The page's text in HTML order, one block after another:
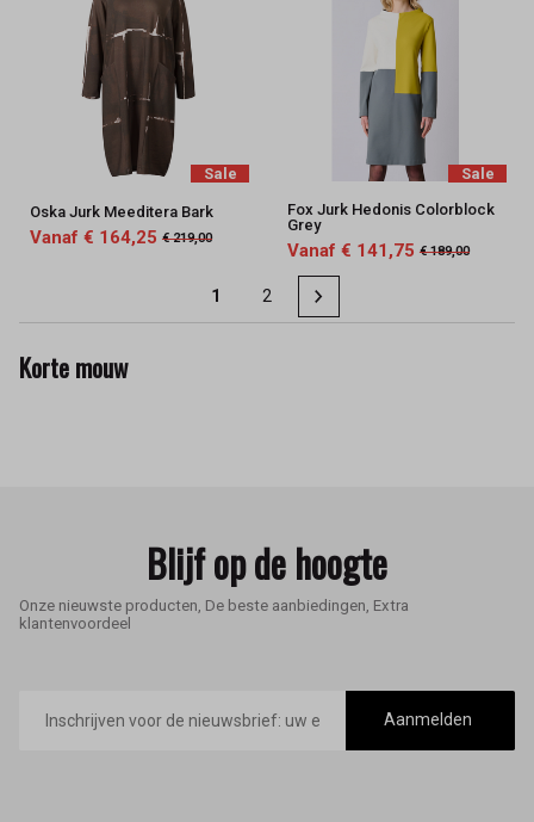
Sale
Oska Jurk Meeditera Bark
Vanaf € 164,25 € 219,00
Sale
Fox Jurk Hedonis Colorblock
Grey
Vanaf € 141,75 € 189,00
1 2
Korte mouw
Blijf op de hoogte
Onze nieuwste producten, De beste aanbiedingen, Extra
klantenvoordeel
mailadres
Aanmelden